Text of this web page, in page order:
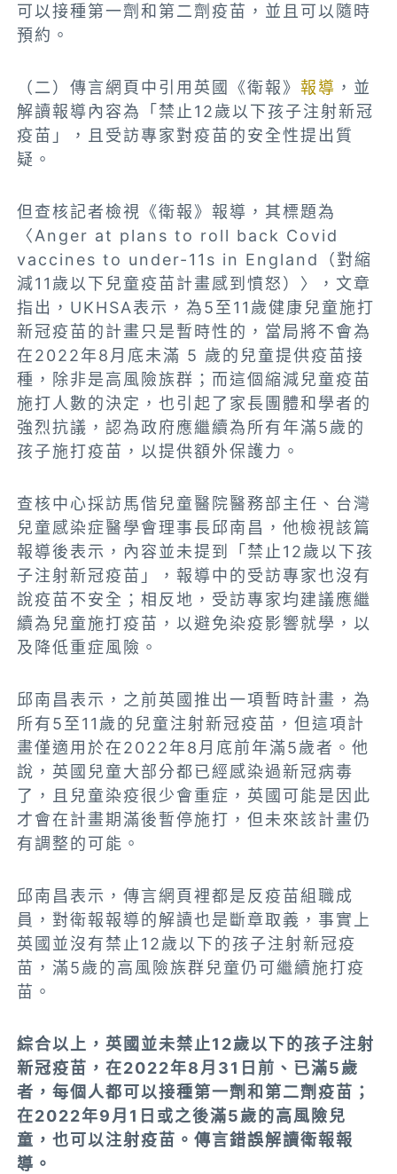
可以接種第一劑和第二劑疫苗，並且可以隨時
預約。
（二）傳言網頁中引用英國《衛報》報導 ，並
解讀報導內容為「禁止12歲以下孩子注射新冠
疫苗」，且受訪專家對疫苗的安全性提出質
疑。
但查核記者檢視《衛報》報導，其標題為
〈Anger at plans to roll back Covid
vaccines to under-11s in England（對縮
減11歲以下兒童疫苗計畫感到憤怒）〉，文章
指出，UKHSA表示，為5至11歲健康兒童施打
新冠疫苗的計畫只是暫時性的，當局將不會為
在2022年8月底未滿 5 歲的兒童提供疫苗接
種，除非是高風險族群；而這個縮減兒童疫苗
施打人數的決定，也引起了家長團體和學者的
強烈抗議，認為政府應繼續為所有年滿5歲的
孩子施打疫苗，以提供額外保護力。
查核中心採訪 馬偕兒童醫院醫務部主任、台灣
兒童感染症醫學會理事長邱南昌，他檢視該篇
報導後表示，內容並未提到「禁止12歲以下孩
子注射新冠疫苗」，報導中的受訪專家也沒有
說疫苗不安全；相反地，受訪專家均建議應繼
續為兒童施打疫苗，以避免染疫影響就學，以
及降低重症風險。
邱南昌表示，之前英國推出一項暫時計畫，為
所有5至11歲的兒童注射新冠疫苗，但這項計
畫僅適用於在2022年8月底前年滿5歲者。他
說，英國兒童大部分都已經感染過新冠病毒
了，且兒童染疫很少會重症，英國可能是因此
才會在計畫期滿後暫停施打，但未來該計畫仍
有調整的可能。
邱南昌表示，傳言網頁裡都是反疫苗組職成
員，對衛報報導的解讀也是斷章取義，事實上
英國並沒有禁止12歲以下的孩子注射新冠疫
苗，滿5歲的高風險族群兒童仍可繼續施打疫
苗。
綜合以上，英國並未禁止12歲以下的孩子注射
新冠疫苗 ，在2022年8月31日前、已滿5歲
者，每個人都可以接種第一劑和第二劑疫苗；
在2022年9月1日或之後滿5歲的高風險兒
童，也可以注射疫苗。傳言錯誤解讀衛報報
導。